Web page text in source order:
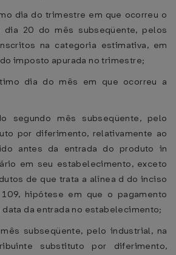
dia do trimestre em que ocorreu o
20 do mês subseqüente, pelos
na categoria estimativa, em
imposto apurada no trimestre;
dia do mês em que ocorreu a
segundo mês subseqüente, pelo
por diferimento, relativamente ao
antes da entrada do produto in
em seu estabelecimento, exceto
de que trata a alínea d do inciso
hipótese em que o pagamento
da entrada no estabelecimento;
subseqüente, pelo industrial, na
substituto por diferimento,